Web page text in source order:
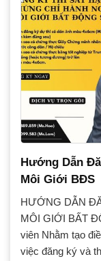
Hướng Dẫn
Môi Giới BĐS
HƯỚNG DẪN
MÔI GIỚI BẤT
viên Nhằm tạo
việc đăng ký và